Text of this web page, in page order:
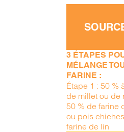
3 ÉTAPES
MÉLANGE
FARINE :
Étape 1 : 50 %
de millet ou de
50 % de farine
ou pois
farine de lin